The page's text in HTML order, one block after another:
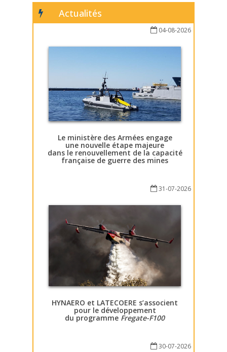
Actualités
04-08-2026
Le ministère des Armées engage
une nouvelle étape majeure
dans le renouvellement de la capacité
française de guerre des mines
31-07-2026
HYNAERO et LATECOERE s’associent
pour le développement
du programme Fregate-F100
30-07-2026